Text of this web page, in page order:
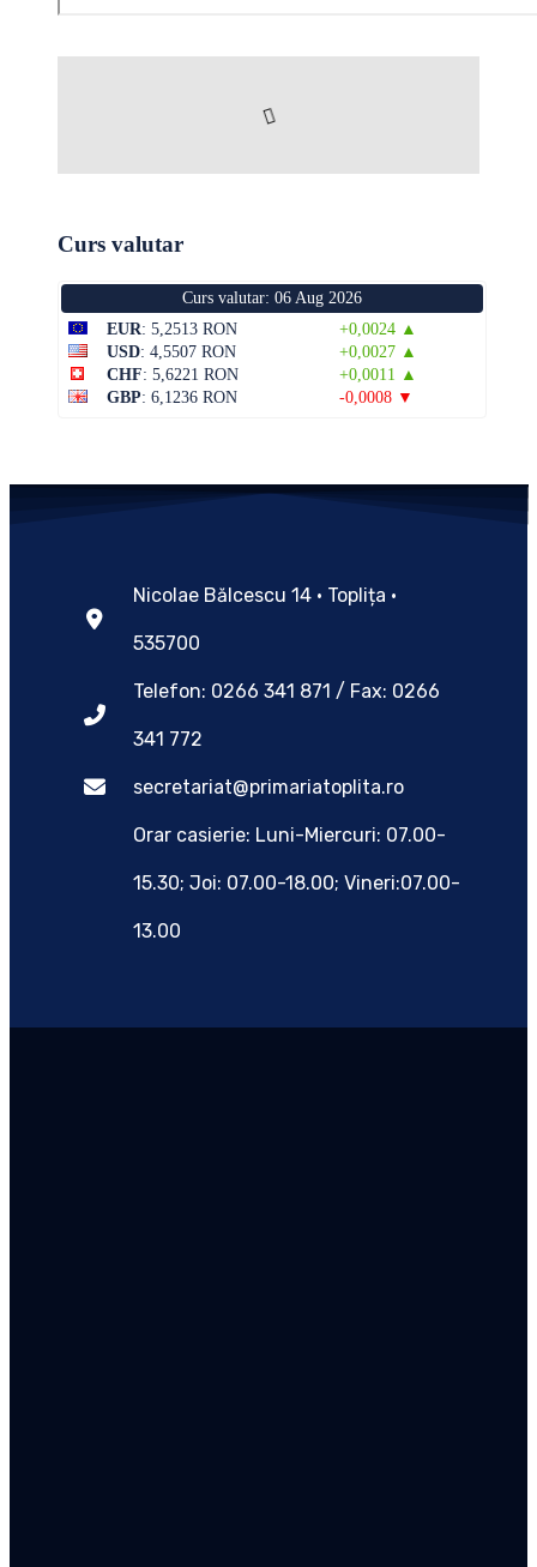
Curs valutar
Curs valutar: 06 Aug 2026
EUR: 5,2513 RON
+0,0024 ▲
USD: 4,5507 RON
+0,0027 ▲
CHF: 5,6221 RON
+0,0011 ▲
GBP: 6,1236 RON -0,0008 ▼
Nicolae Bălcescu 14 • Toplița •
535700
Telefon: 0266 341 871 / Fax: 0266
341 772
secretariat@primariatoplita.ro
Orar casierie: Luni-Miercuri: 07.00-
15.30; Joi: 07.00-18.00; Vineri:07.00-
13.00